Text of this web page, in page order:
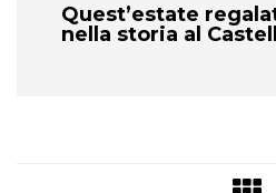
Quest’estate
nella storia al